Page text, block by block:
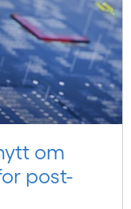
om
post-